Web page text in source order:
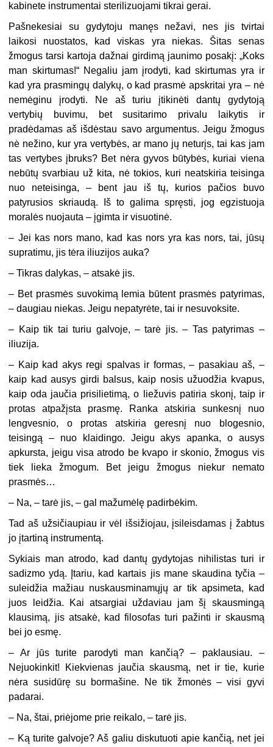
kabinete instrumentai sterilizuojami tikrai gerai.
Pašnekesiai su gydytoju manęs nežavi, nes jis tvirtai
laikosi nuostatos, kad viskas yra niekas. Šitas senas
žmogus tarsi kartoja dažnai girdimą jaunimo posakį: „Koks
man skirtumas!“ Negaliu jam įrodyti, kad skirtumas yra ir
kad yra prasmingų dalykų, o kad prasmė apskritai yra – nė
nemėginu įrodyti. Ne aš turiu įtikinėti dantų gydytoją
vertybių buvimu, bet susitarimo privalu laikytis ir
pradėdamas aš išdėstau savo argumentus. Jeigu žmogus
nė nežino, kur yra vertybės, ar mano jų neturįs, tai kas jam
tas vertybes įbruks? Bet nėra gyvos būtybės, kuriai viena
nebūtų svarbiau už kita, nė tokios, kuri neatskiria teisinga
nuo neteisinga, – bent jau iš tų, kurios pačios buvo
patyrusios skriaudą. Iš to galima spręsti, jog egzistuoja
moralės nuojauta – įgimta ir visuotinė.
– Jei kas nors mano, kad kas nors yra kas nors, tai, jūsų
supratimu, jis tėra iliuzijos auka?
– Tikras dalykas, – atsakė jis.
– Bet prasmės suvokimą lemia būtent prasmės patyrimas,
– daugiau niekas. Jeigu nepatyrėte, tai ir nesuvoksite.
– Kaip tik tai turiu galvoje, – tarė jis. – Tas patyrimas –
iliuzija.
– Kaip kad akys regi spalvas ir formas, – pasakiau aš, –
kaip kad ausys girdi balsus, kaip nosis užuodžia kvapus,
kaip oda jaučia prisilietimą, o liežuvis patiria skonį, taip ir
protas atpažįsta prasmę. Ranka atskiria sunkesnį nuo
lengvesnio, o protas atskiria geresnį nuo blogesnio,
teisingą – nuo klaidingo. Jeigu akys apanka, o ausys
apkursta, jeigu visa atrodo be kvapo ir skonio, žmogus vis
tiek lieka žmogum. Bet jeigu žmogus niekur nemato
prasmės…
– Na, – tarė jis, – gal mažumėlę padirbėkim.
Tad aš užsičiaupiau ir vėl išsižiojau, įsileisdamas į žabtus
jo įtartiną instrumentą.
Sykiais man atrodo, kad dantų gydytojas nihilistas turi ir
sadizmo ydą. Įtariu, kad kartais jis mane skaudina tyčia –
suleidžia mažiau nuskausminamųjų ar tik apsimeta, kad
juos leidžia. Kai atsargiai uždaviau jam šį skausmingą
klausimą, jis atsakė, kad filosofas turi pažinti ir skausmą
bei jo esmę.
– Ar jūs turite parodyti man kančią? – paklausiau. –
Nejuokinkit! Kiekvienas jaučia skausmą, net ir tie, kurie
nėra susidūrę su bormašine. Ne tik žmonės – visi gyvi
padarai.
– Na, štai, priėjome prie reikalo, – tarė jis.
– Ką turite galvoje? Aš galiu diskutuoti apie kančią, net jei